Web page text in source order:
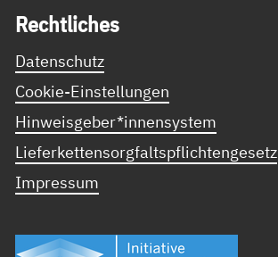
Recht­li­ches
Datenschutz
Cookie-Einstellungen
Hinweisgeber*innensystem
Lieferkettensorgfaltspflichtengesetz
Impressum